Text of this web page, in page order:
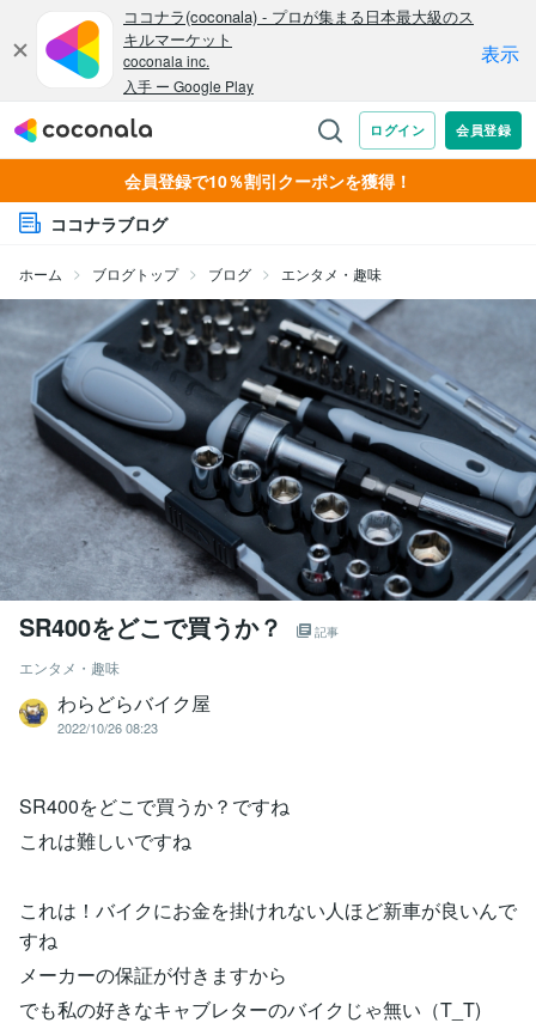
会員登録で10％割引クーポンを獲得！
ココナラブログ
ホーム ブログトップ ブログ エンタメ・趣味
SR400をどこで買うか？ 記事
エンタメ・趣味
わらどらバイク屋
2022/10/26 08:23
SR400をどこで買うか？ですね
これは難しいですね
これは！バイクにお金を掛けれない人ほど新車が良いんで
すね
メーカーの保証が付きますから
でも私の好きなキャブレターのバイクじゃ無い（T_T)